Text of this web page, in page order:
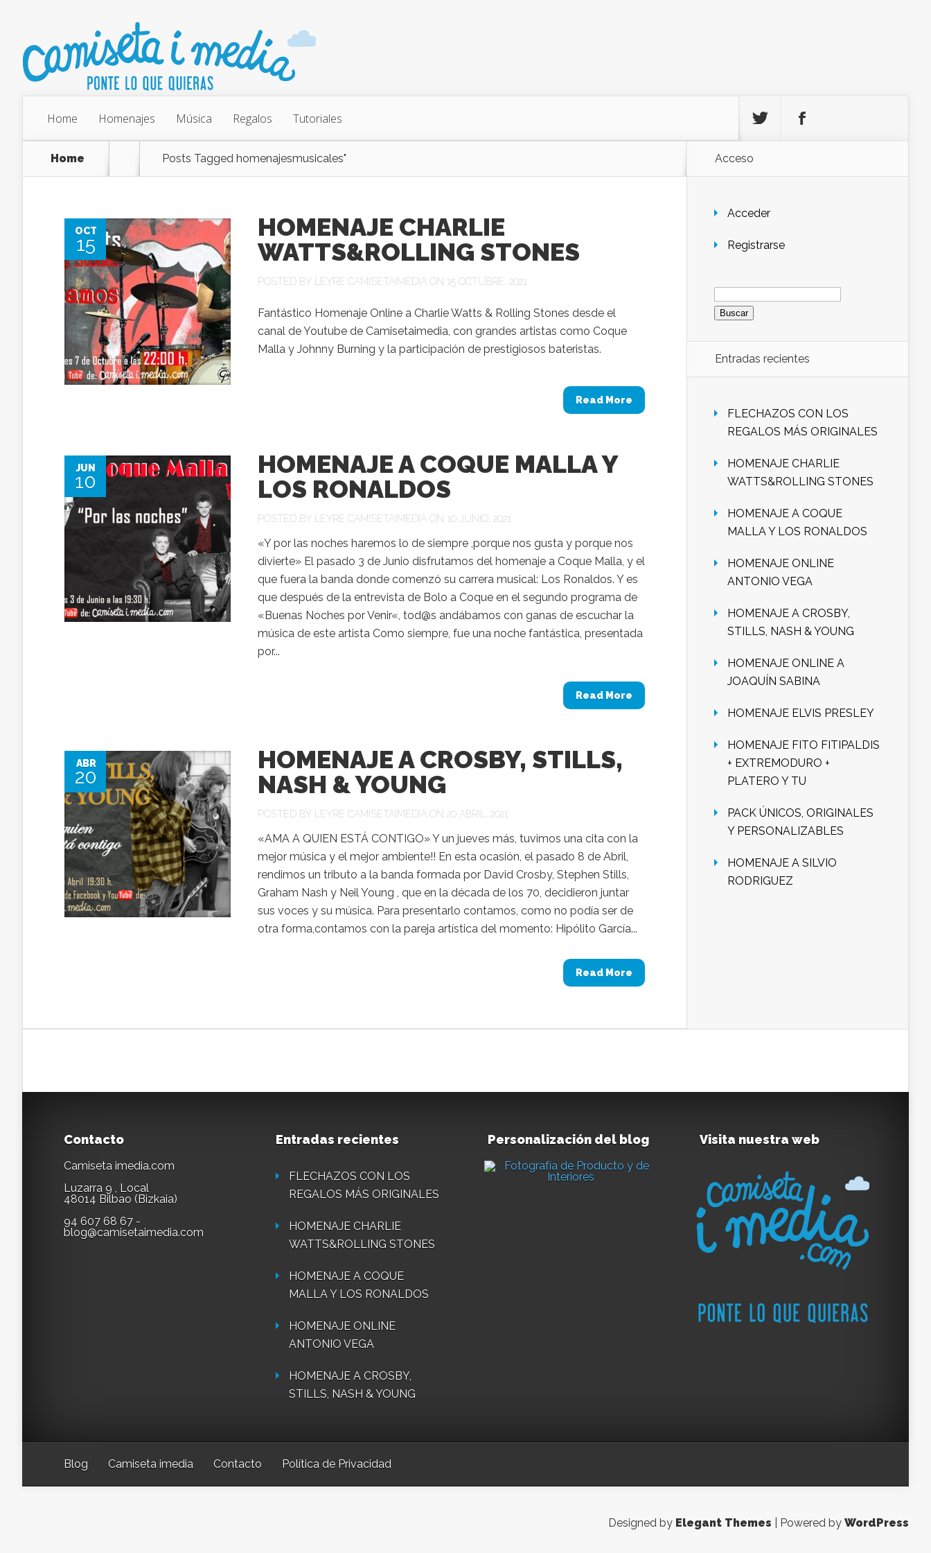
Home Homenajes Música Regalos Tutoriales
Home Posts Tagged homenajesmusicales"
OCT
15
HOMENAJE CHARLIE
WATTS&ROLLING STONES
POSTED BY LEYRE CAMISETAIMEDIA ON 15 OCTUBRE, 2021
Fantástico Homenaje Online a Charlie Watts & Rolling Stones desde el
canal de Youtube de Camisetaimedia, con grandes artistas como Coque
Malla y Johnny Burning y la participación de prestigiosos bateristas.
Read More
JUN
10
HOMENAJE A COQUE MALLA Y
LOS RONALDOS
POSTED BY LEYRE CAMISETAIMEDIA ON 10 JUNIO, 2021
«Y por las noches haremos lo de siempre ,porque nos gusta y porque nos
divierte» El pasado 3 de Junio disfrutamos del homenaje a Coque Malla, y el
que fuera la banda donde comenzó su carrera musical: Los Ronaldos. Y es
que después de la entrevista de Bolo a Coque en el segundo programa de
«Buenas Noches por Venir«, tod@s andábamos con ganas de escuchar la
música de este artista Como siempre, fue una noche fantástica, presentada
por...
Read More
ABR
20
HOMENAJE A CROSBY, STILLS,
NASH & YOUNG
POSTED BY LEYRE CAMISETAIMEDIA ON 20 ABRIL, 2021
«AMA A QUIEN ESTÁ CONTIGO» Y un jueves más, tuvimos una cita con la
mejor música y el mejor ambiente!! En esta ocasión, el pasado 8 de Abril,
rendimos un tributo a la banda formada por David Crosby, Stephen Stills,
Graham Nash y Neil Young , que en la década de los 70, decidieron juntar
sus voces y su música. Para presentarlo contamos, como no podía ser de
otra forma,contamos con la pareja artística del momento: Hipólito García...
Read More
Acceso
Acceder
Registrarse
Buscar:
Entradas recientes
FLECHAZOS CON LOS
REGALOS MÁS ORIGINALES
HOMENAJE CHARLIE
WATTS&ROLLING STONES
HOMENAJE A COQUE
MALLA Y LOS RONALDOS
HOMENAJE ONLINE
ANTONIO VEGA
HOMENAJE A CROSBY,
STILLS, NASH & YOUNG
HOMENAJE ONLINE A
JOAQUÍN SABINA
HOMENAJE ELVIS PRESLEY
HOMENAJE FITO FITIPALDIS
+ EXTREMODURO +
PLATERO Y TU
PACK ÚNICOS, ORIGINALES
Y PERSONALIZABLES
HOMENAJE A SILVIO
RODRIGUEZ
Contacto
Camiseta imedia.com
Luzarra 9 , Local
48014 Bilbao (Bizkaia)
94 607 68 67 -
blog@camisetaimedia.com
Entradas recientes
FLECHAZOS CON LOS
REGALOS MÁS ORIGINALES
HOMENAJE CHARLIE
WATTS&ROLLING STONES
HOMENAJE A COQUE
MALLA Y LOS RONALDOS
HOMENAJE ONLINE
ANTONIO VEGA
HOMENAJE A CROSBY,
STILLS, NASH & YOUNG
Personalización del blog Visita nuestra web
Blog Camiseta imedia Contacto Política de Privacidad
Designed by Elegant Themes | Powered by WordPress